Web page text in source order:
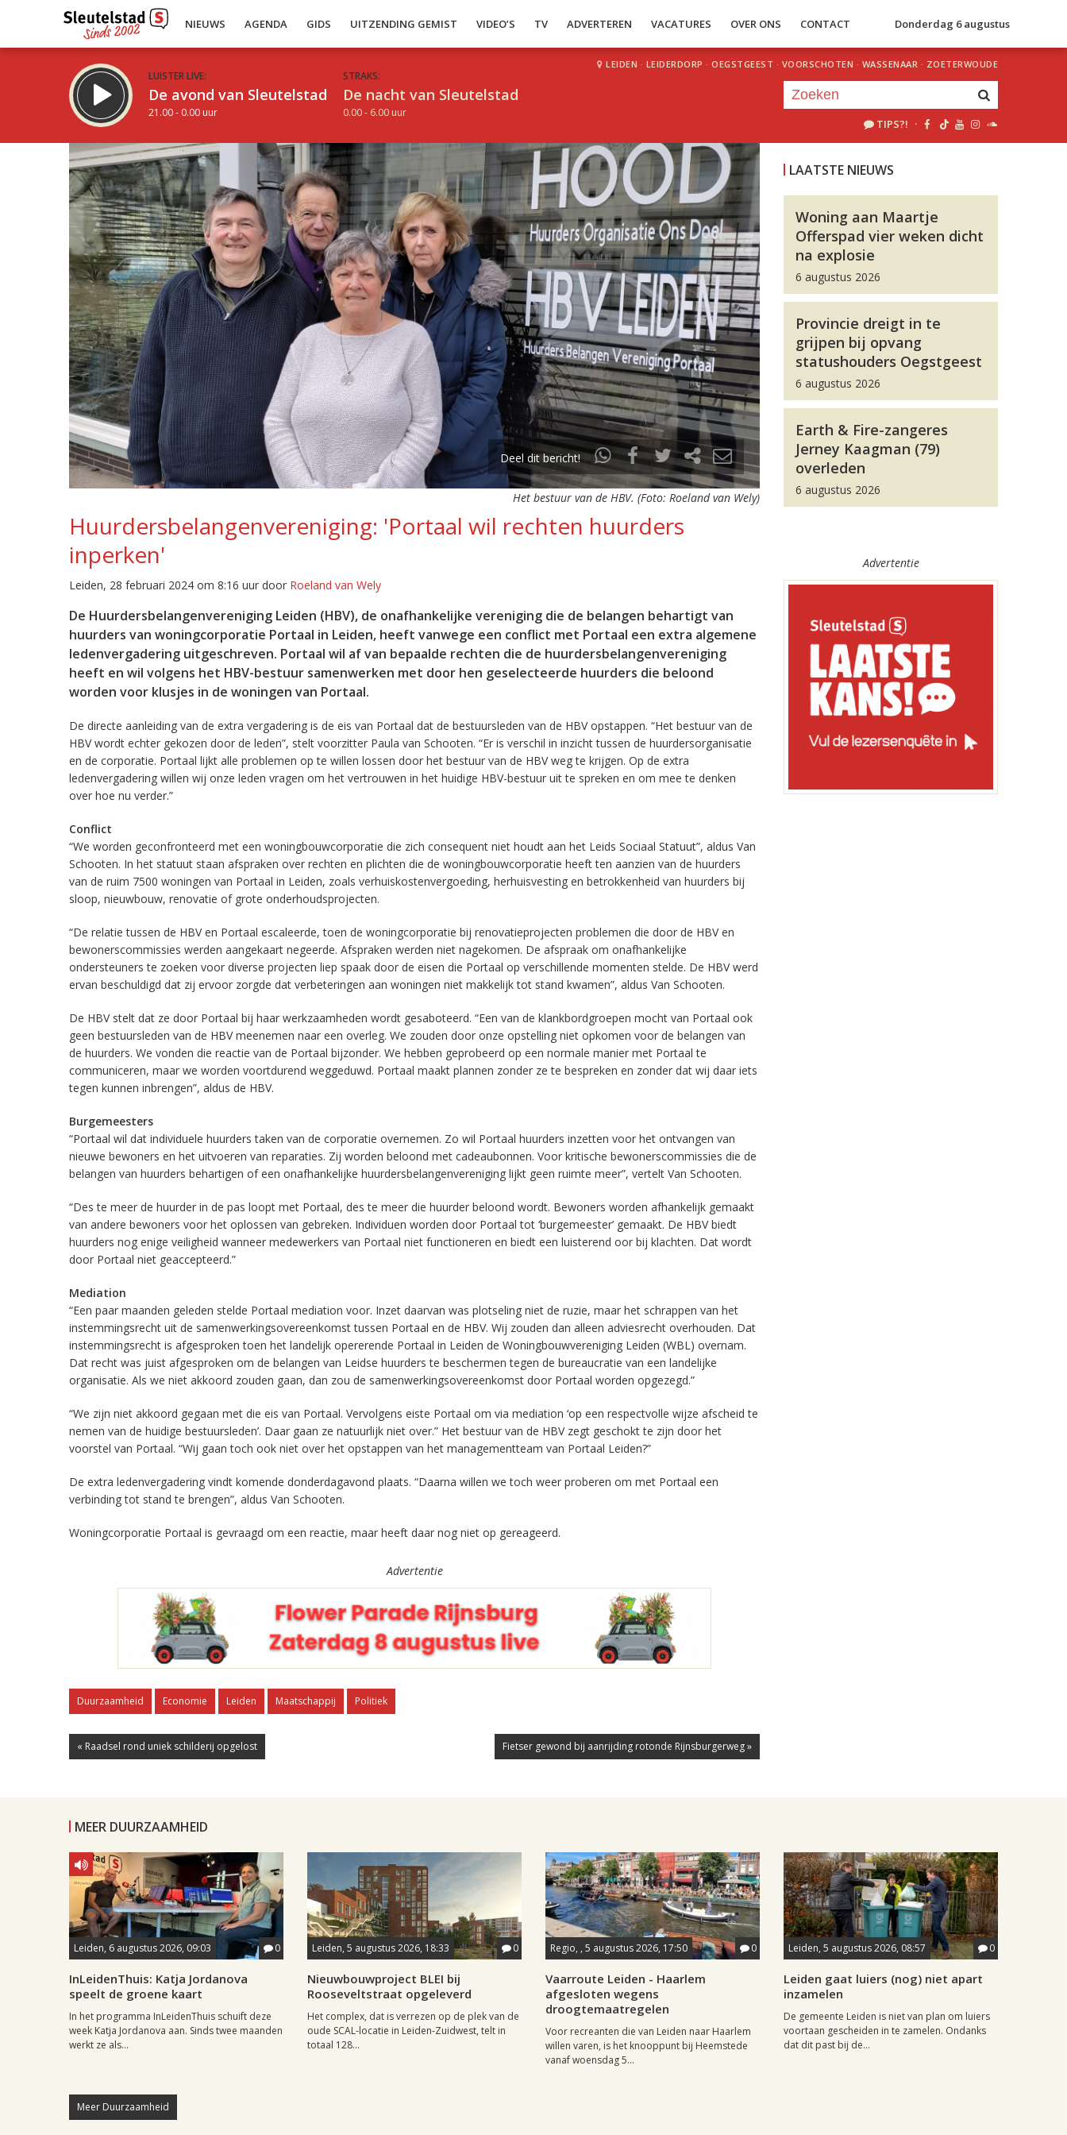
NIEUWS AGENDA GIDS UITZENDING GEMIST VIDEO’S TV ADVERTEREN VACATURES OVER ONS CONTACT Donderdag 6 augustus
LUISTER LIVE:
De avond van Sleutelstad
21.00 - 0.00 uur
STRAKS:
De nacht van Sleutelstad
0.00 - 6.00 uur
LEIDEN · LEIDERDORP · OEGSTGEEST · VOORSCHOTEN · WASSENAAR · ZOETERWOUDE
TIPS?! ·
Inklappen
Deel dit bericht!
Het bestuur van de HBV. (Foto: Roeland van Wely)
Huurdersbelangenvereniging: 'Portaal wil rechten huurders
inperken'
Leiden, 28 februari 2024 om 8:16 uur door Roeland van Wely
De Huurdersbelangenvereniging Leiden (HBV), de onafhankelijke vereniging die de belangen behartigt van
huurders van woningcorporatie Portaal in Leiden, heeft vanwege een conflict met Portaal een extra algemene
ledenvergadering uitgeschreven. Portaal wil af van bepaalde rechten die de huurdersbelangenvereniging
heeft en wil volgens het HBV-bestuur samenwerken met door hen geselecteerde huurders die beloond
worden voor klusjes in de woningen van Portaal.
De directe aanleiding van de extra vergadering is de eis van Portaal dat de bestuursleden van de HBV opstappen. “Het bestuur van de
HBV wordt echter gekozen door de leden”, stelt voorzitter Paula van Schooten. “Er is verschil in inzicht tussen de huurdersorganisatie
en de corporatie. Portaal lijkt alle problemen op te willen lossen door het bestuur van de HBV weg te krijgen. Op de extra
ledenvergadering willen wij onze leden vragen om het vertrouwen in het huidige HBV-bestuur uit te spreken en om mee te denken
over hoe nu verder.”
Conflict
“We worden geconfronteerd met een woningbouwcorporatie die zich consequent niet houdt aan het Leids Sociaal Statuut”, aldus Van
Schooten. In het statuut staan afspraken over rechten en plichten die de woningbouwcorporatie heeft ten aanzien van de huurders
van de ruim 7500 woningen van Portaal in Leiden, zoals verhuiskostenvergoeding, herhuisvesting en betrokkenheid van huurders bij
sloop, nieuwbouw, renovatie of grote onderhoudsprojecten.
“De relatie tussen de HBV en Portaal escaleerde, toen de woningcorporatie bij renovatieprojecten problemen die door de HBV en
bewonerscommissies werden aangekaart negeerde. Afspraken werden niet nagekomen. De afspraak om onafhankelijke
ondersteuners te zoeken voor diverse projecten liep spaak door de eisen die Portaal op verschillende momenten stelde. De HBV werd
ervan beschuldigd dat zij ervoor zorgde dat verbeteringen aan woningen niet makkelijk tot stand kwamen”, aldus Van Schooten.
De HBV stelt dat ze door Portaal bij haar werkzaamheden wordt gesaboteerd. “Een van de klankbordgroepen mocht van Portaal ook
geen bestuursleden van de HBV meenemen naar een overleg. We zouden door onze opstelling niet opkomen voor de belangen van
de huurders. We vonden die reactie van de Portaal bijzonder. We hebben geprobeerd op een normale manier met Portaal te
communiceren, maar we worden voortdurend weggeduwd. Portaal maakt plannen zonder ze te bespreken en zonder dat wij daar iets
tegen kunnen inbrengen”, aldus de HBV.
Burgemeesters
“Portaal wil dat individuele huurders taken van de corporatie overnemen. Zo wil Portaal huurders inzetten voor het ontvangen van
nieuwe bewoners en het uitvoeren van reparaties. Zij worden beloond met cadeaubonnen. Voor kritische bewonerscommissies die de
belangen van huurders behartigen of een onafhankelijke huurdersbelangenvereniging lijkt geen ruimte meer”, vertelt Van Schooten.
“Des te meer de huurder in de pas loopt met Portaal, des te meer die huurder beloond wordt. Bewoners worden afhankelijk gemaakt
van andere bewoners voor het oplossen van gebreken. Individuen worden door Portaal tot ‘burgemeester’ gemaakt. De HBV biedt
huurders nog enige veiligheid wanneer medewerkers van Portaal niet functioneren en biedt een luisterend oor bij klachten. Dat wordt
door Portaal niet geaccepteerd.”
Mediation
“Een paar maanden geleden stelde Portaal mediation voor. Inzet daarvan was plotseling niet de ruzie, maar het schrappen van het
instemmingsrecht uit de samenwerkingsovereenkomst tussen Portaal en de HBV. Wij zouden dan alleen adviesrecht overhouden. Dat
instemmingsrecht is afgesproken toen het landelijk opererende Portaal in Leiden de Woningbouwvereniging Leiden (WBL) overnam.
Dat recht was juist afgesproken om de belangen van Leidse huurders te beschermen tegen de bureaucratie van een landelijke
organisatie. Als we niet akkoord zouden gaan, dan zou de samenwerkingsovereenkomst door Portaal worden opgezegd.”
“We zijn niet akkoord gegaan met die eis van Portaal. Vervolgens eiste Portaal om via mediation ‘op een respectvolle wijze afscheid te
nemen van de huidige bestuursleden’. Daar gaan ze natuurlijk niet over.” Het bestuur van de HBV zegt geschokt te zijn door het
voorstel van Portaal. “Wij gaan toch ook niet over het opstappen van het managementteam van Portaal Leiden?”
De extra ledenvergadering vindt komende donderdagavond plaats. “Daarna willen we toch weer proberen om met Portaal een
verbinding tot stand te brengen”, aldus Van Schooten.
Woningcorporatie Portaal is gevraagd om een reactie, maar heeft daar nog niet op gereageerd.
Advertentie
Duurzaamheid Economie Leiden Maatschappij Politiek
« Raadsel rond uniek schilderij opgelost Fietser gewond bij aanrijding rotonde Rijnsburgerweg »
LAATSTE NIEUWS
Woning aan Maartje
Offerspad vier weken dicht
na explosie
6 augustus 2026
Provincie dreigt in te
grijpen bij opvang
statushouders Oegstgeest
6 augustus 2026
Earth & Fire-zangeres
Jerney Kaagman (79)
overleden
6 augustus 2026
Advertentie
MEER DUURZAAMHEID
Leiden, 6 augustus 2026, 09:03 0
InLeidenThuis: Katja Jordanova
speelt de groene kaart
In het programma InLeidenThuis schuift deze
week Katja Jordanova aan. Sinds twee maanden
werkt ze als...
Leiden, 5 augustus 2026, 18:33 0
Nieuwbouwproject BLEI bij
Rooseveltstraat opgeleverd
Het complex, dat is verrezen op de plek van de
oude SCAL-locatie in Leiden-Zuidwest, telt in
totaal 128...
Regio, , 5 augustus 2026, 17:50 0
Vaarroute Leiden - Haarlem
afgesloten wegens
droogtemaatregelen
Voor recreanten die van Leiden naar Haarlem
willen varen, is het knooppunt bij Heemstede
vanaf woensdag 5...
Leiden, 5 augustus 2026, 08:57 0
Leiden gaat luiers (nog) niet apart
inzamelen
De gemeente Leiden is niet van plan om luiers
voortaan gescheiden in te zamelen. Ondanks
dat dit past bij de...
Meer Duurzaamheid